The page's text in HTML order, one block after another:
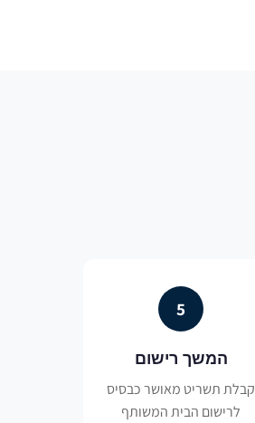
5
המשך רישום
קבלת תשריט מאושר כבסיס
לרישום הבית המשותף